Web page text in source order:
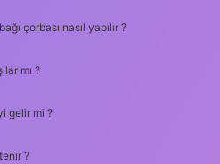
çorbası nasıl yapılır ?
mı ?
gelir mi ?
?